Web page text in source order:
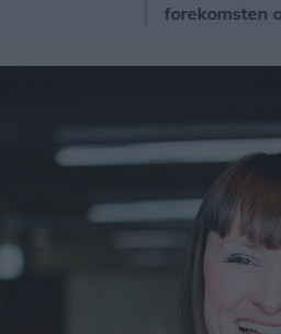
forekomsten af